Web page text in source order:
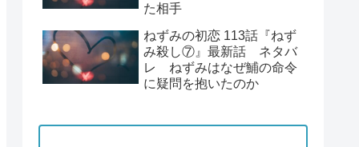
た相手
ねずみの初恋 113話『ねず
み殺し⑦』最新話 ネタバ
レ ねずみはなぜ鯆の命令
に疑問を抱いたのか